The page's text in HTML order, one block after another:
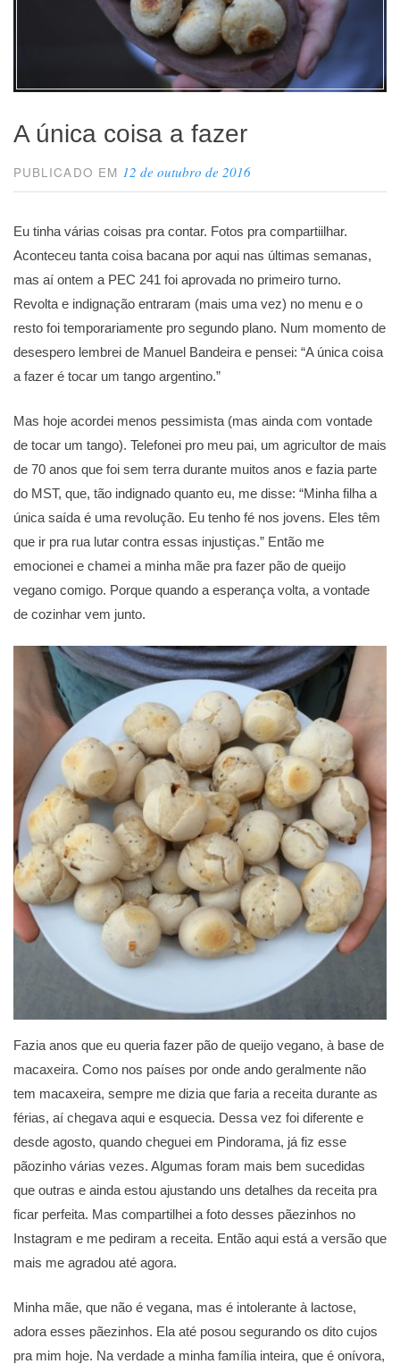
A única coisa a fazer
PUBLICADO EM 12 de outubro de 2016
Eu tinha várias coisas pra contar. Fotos pra compartiilhar.
Aconteceu tanta coisa bacana por aqui nas últimas semanas,
mas aí ontem a PEC 241 foi aprovada no primeiro turno.
Revolta e indignação entraram (mais uma vez) no menu e o
resto foi temporariamente pro segundo plano. Num momento de
desespero lembrei de Manuel Bandeira e pensei: “A única coisa
a fazer é tocar um tango argentino.”
Mas hoje acordei menos pessimista (mas ainda com vontade
de tocar um tango). Telefonei pro meu pai, um agricultor de mais
de 70 anos que foi sem terra durante muitos anos e fazia parte
do MST, que, tão indignado quanto eu, me disse: “Minha filha a
única saída é uma revolução. Eu tenho fé nos jovens. Eles têm
que ir pra rua lutar contra essas injustiças.” Então me
emocionei e chamei a minha mãe pra fazer pão de queijo
vegano comigo. Porque quando a esperança volta, a vontade
de cozinhar vem junto.
Fazia anos que eu queria fazer pão de queijo vegano, à base de
macaxeira. Como nos países por onde ando geralmente não
tem macaxeira, sempre me dizia que faria a receita durante as
férias, aí chegava aqui e esquecia. Dessa vez foi diferente e
desde agosto, quando cheguei em Pindorama, já fiz esse
pãozinho várias vezes. Algumas foram mais bem sucedidas
que outras e ainda estou ajustando uns detalhes da receita pra
ficar perfeita. Mas compartilhei a foto desses pãezinhos no
Instagram e me pediram a receita. Então aqui está a versão que
mais me agradou até agora.
Minha mãe, que não é vegana, mas é intolerante à lactose,
adora esses pãezinhos. Ela até posou segurando os dito cujos
pra mim hoje. Na verdade a minha família inteira, que é onívora,